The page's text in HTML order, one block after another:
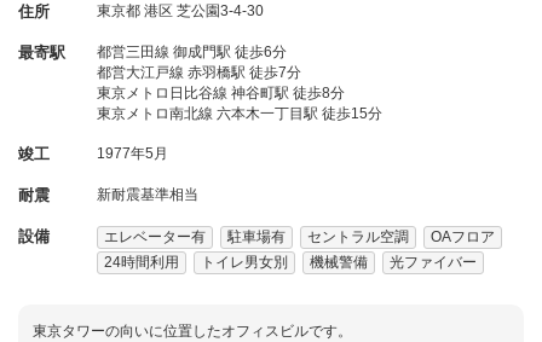
住所 東京都 港区 芝公園3-4-30
最寄駅
都営三田線 御成門駅 徒歩6分
都営大江戸線 赤羽橋駅 徒歩7分
東京メトロ日比谷線 神谷町駅 徒歩8分
東京メトロ南北線 六本木一丁目駅 徒歩15分
竣工 1977年5月
耐震 新耐震基準相当
設備 エレベーター有 駐車場有 セントラル空調
OAフロア
24時間利用
トイレ男女別 機械警備 光ファイバー
東京タワーの向いに位置したオフィスビルです。